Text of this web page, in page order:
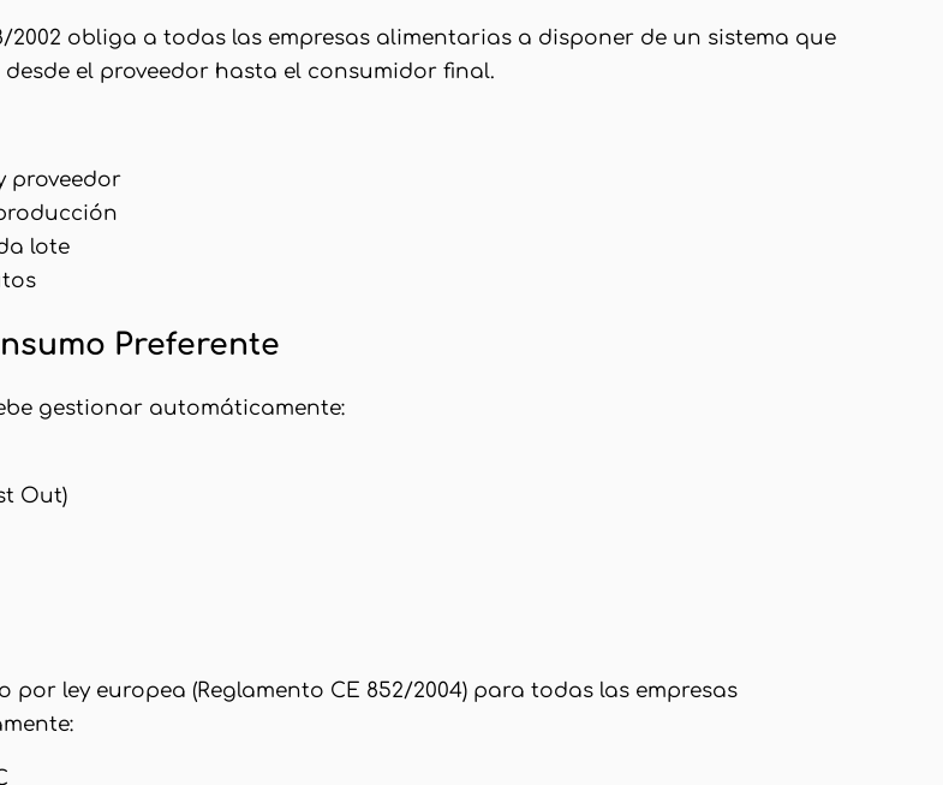
2002 obliga a todas las empresas alimentarias a disponer de un sistema que
el proveedor hasta el consumidor final.
proveedor
lote
Preferente
gestionar automáticamente:
Out)
por ley europea (Reglamento CE 852/2004) para todas las empresas